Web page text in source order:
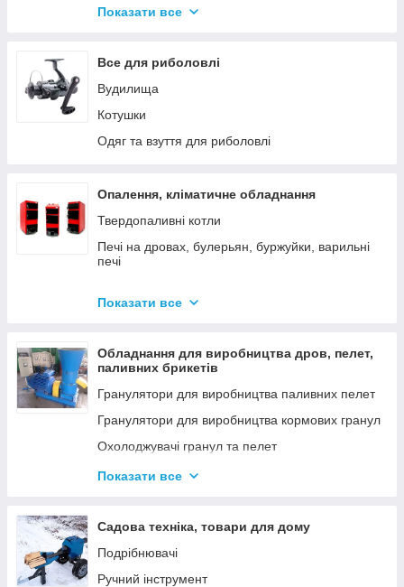
Надувні байдарки
Тюбінг
Страхувальні жилети
Човники ΩMega
Лодки Grif boat
Показати все
Все для риболовлі
Вудилища
Котушки
Одяг та взуття для риболовлі
Опалення, кліматичне обладнання
Твердопаливні котли
Печі на дровах, булерьян, буржуйки, варильні
печі
Котли електричні
Газові котли
Аксесуари для твердопаливних котлів
Показати все
Обладнання для виробництва дров, пелет,
паливних брикетів
Гранулятори для виробництва паливних пелет
Гранулятори для виробництва кормових гранул
Охолоджувачі гранул та пелет
Подрібнювачі
Дровоколи
Показати все
Садова техніка, товари для дому
Подрібнювачі
Ручний інструмент